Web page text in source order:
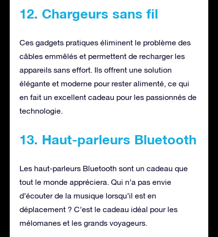
12. Chargeurs sans fil
Ces gadgets pratiques éliminent le problème des
câbles emmêlés et permettent de recharger les
appareils sans effort. Ils offrent une solution
élégante et moderne pour rester alimenté, ce qui
en fait un excellent cadeau pour les passionnés de
technologie.
13. Haut-parleurs Bluetooth
Les haut-parleurs Bluetooth sont un cadeau que
tout le monde appréciera. Qui n’a pas envie
d’écouter de la musique lorsqu’il est en
déplacement ? C’est le cadeau idéal pour les
mélomanes et les grands voyageurs.